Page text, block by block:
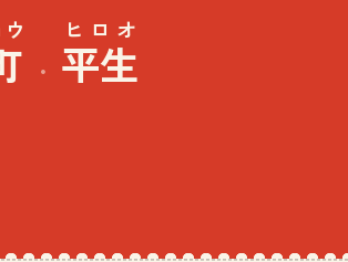
· 平生
ヒロオ